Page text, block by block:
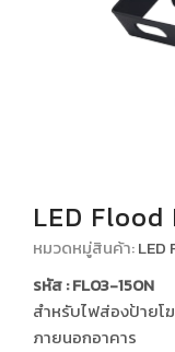
LED Flood
หมวดหมู่สินค้า:
รหัส : FL03-150N
สำหรับไฟส่องป้ายโ
ภายนอกอาคาร